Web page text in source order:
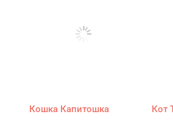
Кошка Капитошка Кот